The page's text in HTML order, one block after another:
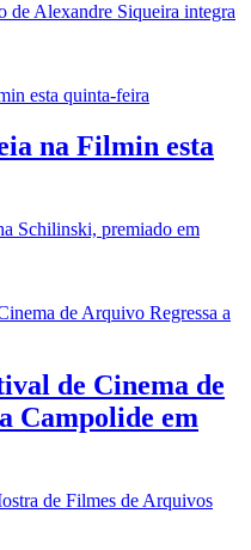
de Alexandre Siqueira integra
na Filmin esta
Schilinski, premiado em
de Cinema de
Campolide em
de Filmes de Arquivos